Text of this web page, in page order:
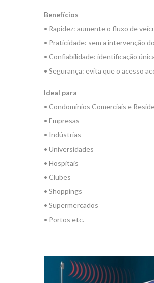
Benefícios
• Rapidez: aumente o fluxo de
• Praticidade: sem a intervenção
• Confiabilidade: identificação
• Segurança: evita que o acesso
Ideal para
• Condomínios Comerciais e
• Empresas
• Indústrias
• Universidades
• Hospitais
• Clubes
• Shoppings
• Supermercados
• Portos etc.